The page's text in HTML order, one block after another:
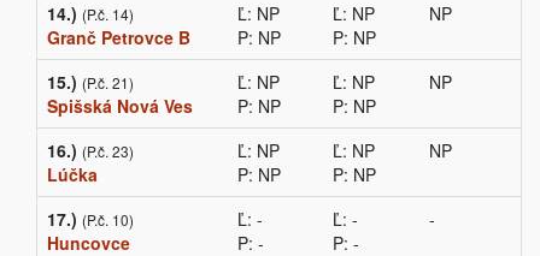
14.) (P.č. 14)
Granč Petrovce B
Ľ: NP
P: NP
Ľ: NP
P: NP
NP
15.) (P.č. 21)
Spišská Nová Ves
Ľ: NP
P: NP
Ľ: NP
P: NP
NP
16.) (P.č. 23)
Lúčka
Ľ: NP
P: NP
Ľ: NP
P: NP
NP
17.) (P.č. 10)
Huncovce
Ľ: -
P: -
Ľ: -
P: -
-